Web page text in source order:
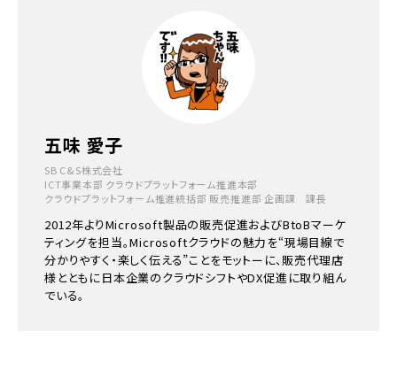
五味 愛子
SB C&S株式会社
ICT事業本部 クラウドプラットフォーム推進本部
クラウドプラットフォーム推進統括部 販売推進部 企画課 課長
2012年よりMicrosoft製品の販売促進およびBtoBマーケ
ティングを担当。Microsoftクラウドの魅力を“現場目線で
分かりやすく・楽しく伝える”ことをモットーに、販売代理店
様とともに日本企業のクラウドシフトやDX促進に取り組ん
でいる。